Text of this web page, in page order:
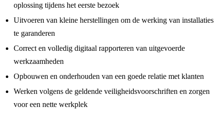
oplossing tijdens het eerste bezoek
Uitvoeren van kleine herstellingen om de werking van installaties
te garanderen
Correct en volledig digitaal rapporteren van uitgevoerde
werkzaamheden
Opbouwen en onderhouden van een goede relatie met klanten
Werken volgens de geldende veiligheidsvoorschriften en zorgen
voor een nette werkplek